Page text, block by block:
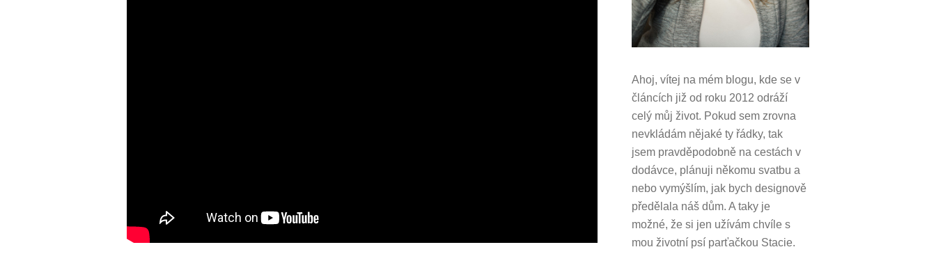
Ahoj, vítej na mém blogu, kde se v
článcích již od roku 2012 odráží
celý můj život. Pokud sem zrovna
nevkládám nějaké ty řádky, tak
jsem pravděpodobně na cestách v
dodávce, plánuji někomu svatbu a
nebo vymýšlím, jak bych designově
předělala náš dům.A taky je
možné, že si jen užívám chvíle s
mou životní psí parťačkou Stacie.